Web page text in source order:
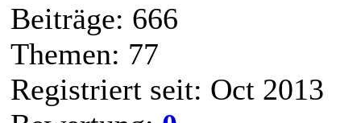
Beiträge: 666
Themen: 77
Registriert seit: Oct 2013